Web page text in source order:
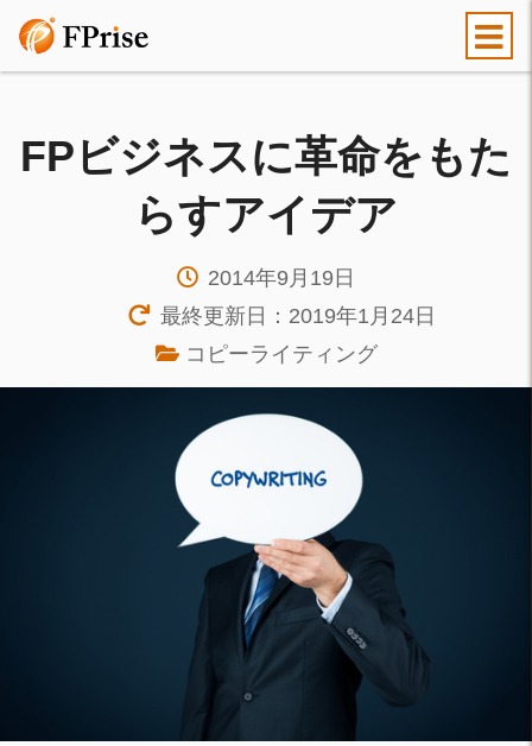
FPビジネスに革命をもた
らすアイデア
2014年9月19日
最終更新日：2019年1月24日
コピーライティング